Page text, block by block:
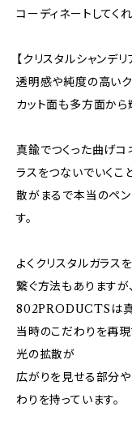
コーディネートしてく
【クリスタルシャンデリ
透明感や純度の高いク
カット面も多方面から
真鍮でつくった曲げコ
ラスをつないでいくこ
散がまるで本当のペン
す。
よくクリスタルガラス
繋ぐ方法もありますが、
802PRODUCTSは真
当時のこだわりを再
光の拡散が
広がりを見せる部分
わりを持っています。